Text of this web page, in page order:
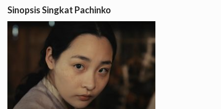
Sinopsis Singkat Pachinko